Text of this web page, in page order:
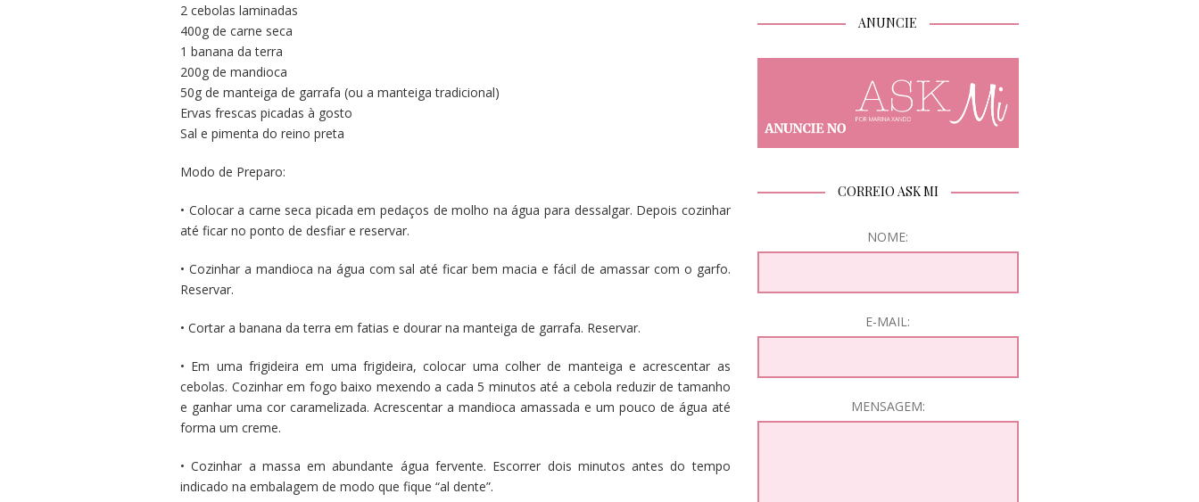
2 cebolas laminadas
400g de carne seca
1 banana da terra
200g de mandioca
50g de manteiga de garrafa (ou a manteiga tradicional)
Ervas frescas picadas à gosto
Sal e pimenta do reino preta
Modo de Preparo:
• Colocar a carne seca picada em pedaços de molho na água para dessalgar. Depois cozinhar
até ficar no ponto de desfiar e reservar.
• Cozinhar a mandioca na água com sal até ficar bem macia e fácil de amassar com o garfo.
Reservar.
• Cortar a banana da terra em fatias e dourar na manteiga de garrafa. Reservar.
• Em uma frigideira em uma frigideira, colocar uma colher de manteiga e acrescentar as
cebolas. Cozinhar em fogo baixo mexendo a cada 5 minutos até a cebola reduzir de tamanho
e ganhar uma cor caramelizada. Acrescentar a mandioca amassada e um pouco de água até
forma um creme.
• Cozinhar a massa em abundante água fervente. Escorrer dois minutos antes do tempo
indicado na embalagem de modo que fique “al dente”.
ANUNCIE
CORREIO ASK MI
NOME:
E-MAIL:
MENSAGEM: